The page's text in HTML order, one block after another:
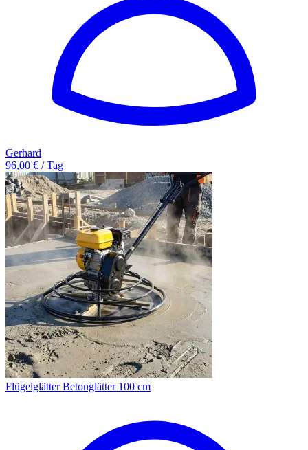
Gerhard
96,00 € / Tag
Flügelglätter Betonglätter 100 cm